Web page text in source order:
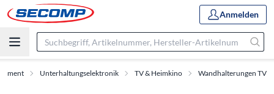
Anmelden
Unterhaltungselektronik TV & Heimkino Wandhalterungen TV